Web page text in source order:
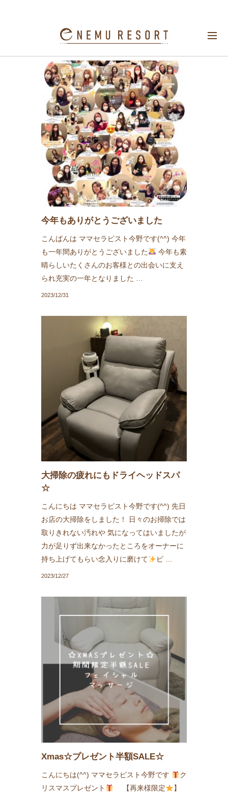
2023/12
今年もありがとうございました
こんばんは ママセラピスト今野です(^^) 今年
も一年間ありがとうございました
今年も素
晴らしいたくさんのお客様との出会いに支え
られ充実の一年となりました …
2023/12/31
大掃除の疲れにもドライヘッドスパ
☆
こんにちは ママセラピスト今野です(^^) 先日
お店の大掃除をしました！ 日々のお掃除では
取りきれない汚れや 気になってはいましたが
力が足りず出来なかったところをオーナーに
持ち上げてもらい念入りに磨けて
ピ …
2023/12/27
Xmas☆プレゼント半額SALE☆
こんにちは(^^) ママセラピスト今野です
ク
リスマスプレゼント
【再来様限定
】